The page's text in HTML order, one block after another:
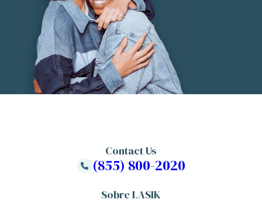
Sobre LASIK
Contact Us
(855) 800-2020